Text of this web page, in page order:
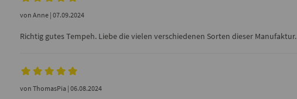
von Anne| 07.09.2024
Richtig gutes Tempeh. Liebe die vielen verschiedenen Sorten dieser Manufaktur.
von ThomasPia | 06.08.2024